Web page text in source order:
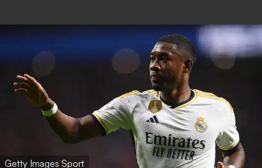
Getty Images Sport